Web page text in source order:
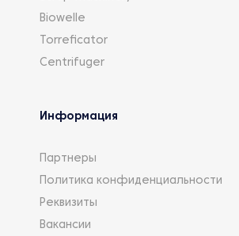
Biowelle
Torreficator
Centrifuger
Информация
Партнеры
Политика конфиденциальности
Реквизиты
Вакансии